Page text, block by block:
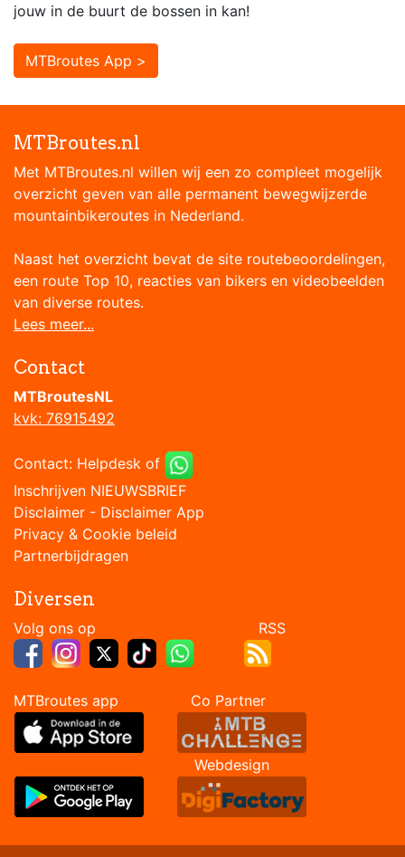
jouw in de buurt de bossen in kan!
MTBroutes App >
MTBroutes.nl
Met MTBroutes.nl willen wij een zo compleet mogelijk
overzicht geven van alle permanent bewegwijzerde
mountainbikeroutes in Nederland.
Naast het overzicht bevat de site routebeoordelingen,
een route Top 10, reacties van bikers en videobeelden
van diverse routes.
Lees meer...
Contact
MTBroutesNL
kvk: 76915492
Contact: Helpdesk of
Inschrijven NIEUWSBRIEF
Disclaimer - Disclaimer App
Privacy & Cookie beleid
Partnerbijdragen
Diversen
Volg ons op RSS
MTBroutes app Co Partner
Webdesign